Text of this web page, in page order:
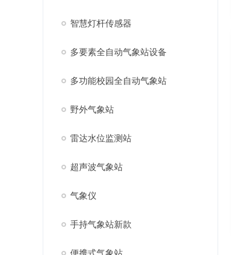
智慧灯杆传感器
多要素全自动气象站设备
多功能校园全自动气象站
野外气象站
雷达水位监测站
超声波气象站
气象仪
手持气象站新款
便携式气象站